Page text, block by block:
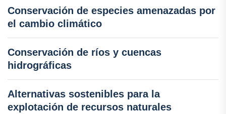
Conservación de especies amenazadas por
el cambio climático
Conservación de ríos y cuencas
hidrográficas
Alternativas sostenibles para la
explotación de recursos naturales